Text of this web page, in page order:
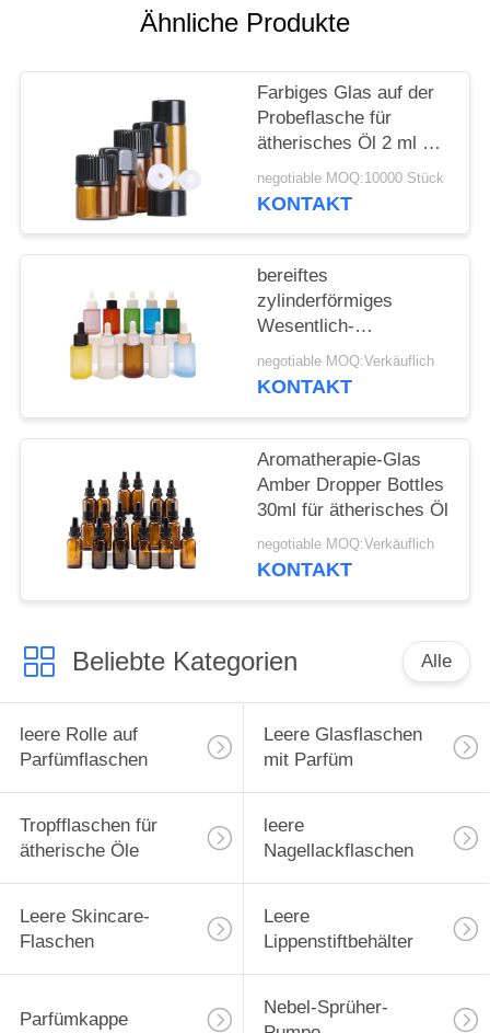
ANGEBOT
SITEMAP
PRIVACY
POLICY
Ähnliche Produkte
Farbiges Glas auf der
Probeflasche für
ätherisches Öl 2 ml 3
ml 5 ml
negotiable MOQ:10000 Stück
KONTAKT
bereiftes
zylinderförmiges
Wesentlich-
kosmetisches flaches
Schulter-
negotiable MOQ:Verkäuflich
KONTAKT
Aromatherapie-Glas
Amber Dropper Bottles
30ml für ätherisches Öl
negotiable MOQ:Verkäuflich
KONTAKT
Beliebte Kategorien Alle
leere Rolle auf
Parfümflaschen
Leere Glasflaschen
mit Parfüm
Tropfflaschen für
ätherische Öle
leere
Nagellackflaschen
Leere Skincare-
Flaschen
Leere
Lippenstiftbehälter
Parfümkappe
Nebel-Sprüher-